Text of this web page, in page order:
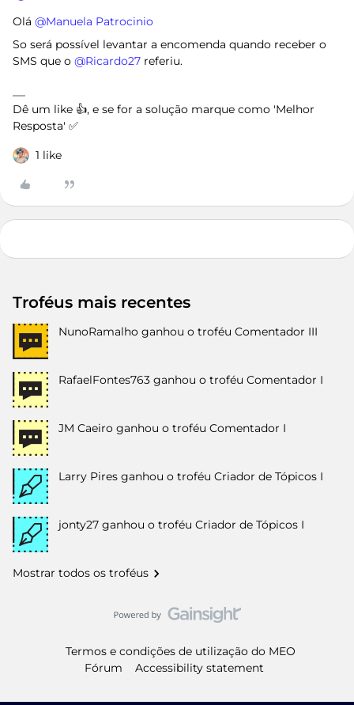
Olá ​ @Manuela Patrocinio
So será possível levantar a encomenda quando receber o
SMS que o ​ @Ricardo27 referiu.
Dê um like 👍, e se for a solução marque como 'Melhor
Resposta' ✅
1 like
Troféus mais recentes
NunoRamalho ganhou o troféu Comentador III
RafaelFontes763 ganhou o troféu Comentador I
JM Caeiro ganhou o troféu Comentador I
Larry Pires ganhou o troféu Criador de Tópicos I
jonty27 ganhou o troféu Criador de Tópicos I
Mostrar todos os troféus
Termos e condições de utilização do MEO
Fórum
Accessibility statement